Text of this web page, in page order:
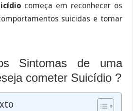
começa em reconhecer os
suicidas e tomar
Sintomas de uma
cometer Suicídio ?